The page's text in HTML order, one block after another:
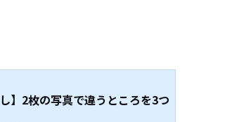
】2枚の写真で違うところを3つ